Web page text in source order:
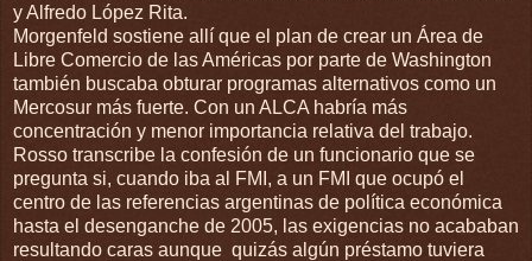
y Alfredo López Rita.
Morgenfeld sostiene allí que el plan de crear un Área de
Libre Comercio de las Américas por parte de Washington
también buscaba obturar programas alternativos como un
Mercosur más fuerte. Con un ALCA habría más
concentración y menor importancia relativa del trabajo.
Rosso transcribe la confesión de un funcionario que se
pregunta si, cuando iba al FMI, a un FMI que ocupó el
centro de las referencias argentinas de política económica
hasta el desenganche de 2005, las exigencias no acababan
resultando caras aunque quizás algún préstamo tuviera